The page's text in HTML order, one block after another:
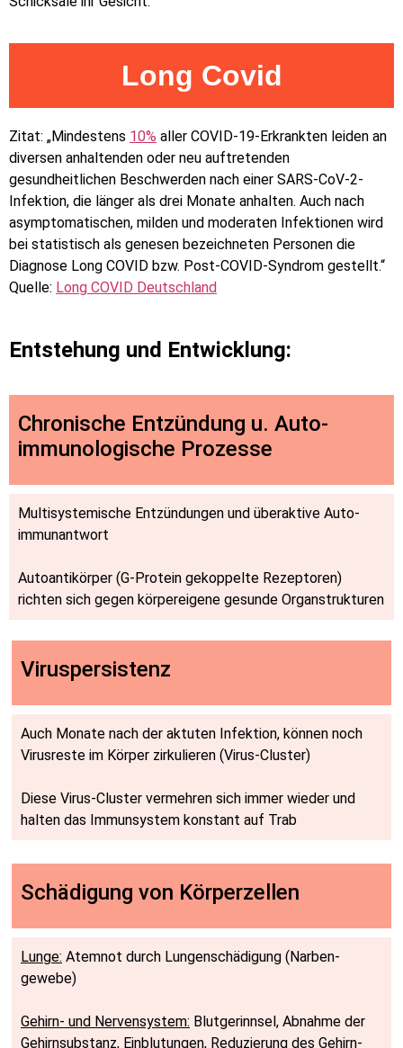
Long Covid
Zitat: „Mindestens 10% aller COVID-19-Erkrankten leiden an
diversen anhaltenden oder neu auftretenden
gesundheitlichen Beschwerden nach einer SARS-CoV-2-
Infektion, die länger als drei Monate anhalten. Auch nach
asymptomatischen, milden und moderaten Infektionen wird
bei statistisch als genesen bezeichneten Personen die
Diagnose Long COVID bzw. Post-COVID-Syndrom gestellt.“
Quelle: Long COVID Deutschland
Entstehung und Entwicklung:
Chro­nische Ent­zündung u. Auto­
immuno­logische Prozes­se
Multi­systemische Ent­zün­dun­gen und überaktive Auto­
immun­antwort
Auto­anti­körper (G-Protein gekoppelte Rezeptoren)
richten sich gegen körper­eigene gesunde Organ­strukturen
Virus­­persis­tenz
Auch Monate nach der aktuten Infektion, können noch
Virusreste im Körper zirkulieren (Virus-Cluster)
Diese Virus-Cluster vermehren sich immer wieder und
halten das Immun­system konstant auf Trab
Schä­digung von Körper­zellen
Lunge: Atemnot durch Lungen­schädigung (Narben­
gewebe)
Gehirn- und Nerven­system: Blut­gerinnsel, Abnahme der
Gehirn­substanz, Ein­blut­ungen, Reduzierung des Gehirn­